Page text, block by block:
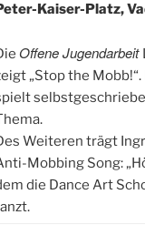
Kaiser-Platz,
Offene Jugendarbeit
„Stop the Mobb!“.
Weiteren trägt
Mobbing Song:
die Dance Art